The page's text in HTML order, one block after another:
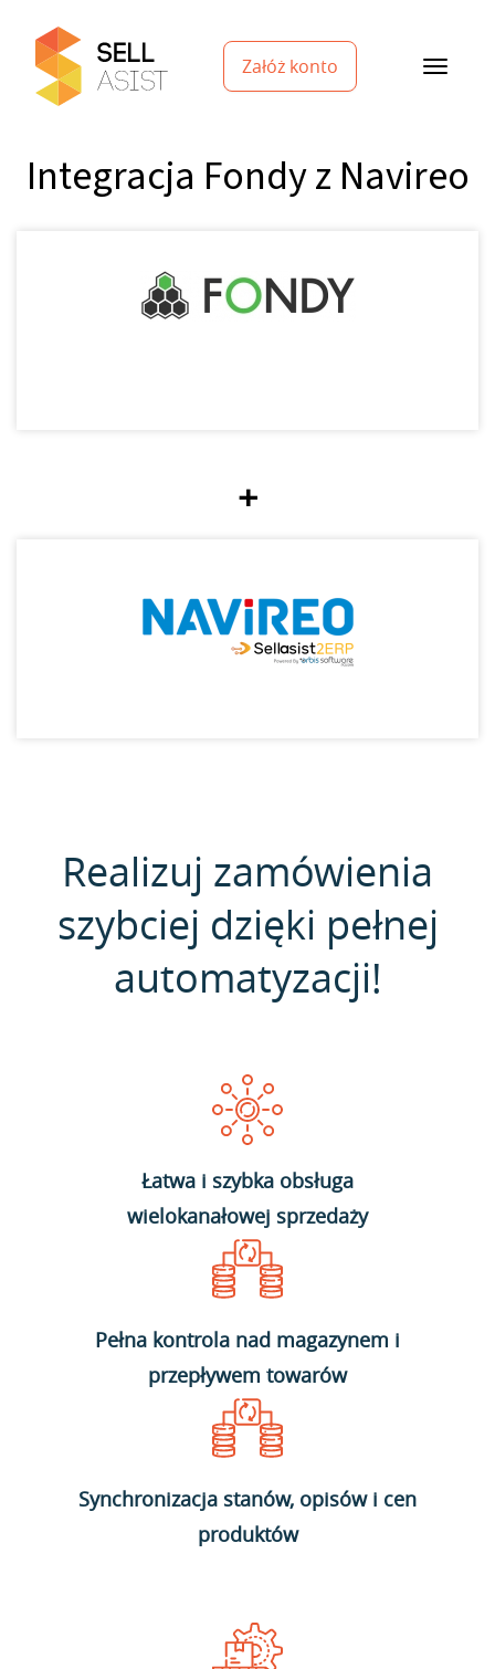
Załóż konto
Integracja Fondy z Navireo
+
Realizuj zamówienia
szybciej dzięki pełnej
automatyzacji!
Łatwa i szybka obsługa
wielokanałowej sprzedaży
Pełna kontrola nad magazynem i
przepływem towarów
Synchronizacja stanów, opisów i cen
produktów